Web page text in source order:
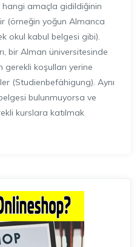
hangi amaçla gidildiğinin
(örneğin yoğun Almanca
okul kabul belgesi gibi).
bir Alman üniversitesinde
koşulları yerine
(Studienbefähigung). Aynı
bulunmuyorsa ve
kurslara katılmak